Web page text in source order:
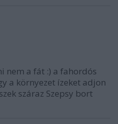
nem a fát :) a fahordós
a környezet ízeket adjon
száraz Szepsy bort